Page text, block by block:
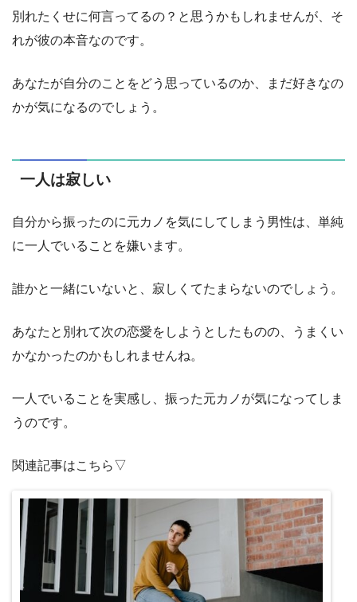
別れたくせに何言ってるの？と思うかもしれませんが、そ
れが彼の本音なのです。
あなたが自分のことをどう思っているのか、まだ好きなの
かが気になるのでしょう。
一人は寂しい
自分から振ったのに元カノを気にしてしまう男性は、単純
に一人でいることを嫌います。
誰かと一緒にいないと、寂しくてたまらないのでしょう。
あなたと別れて次の恋愛をしようとしたものの、うまくい
かなかったのかもしれませんね。
一人でいることを実感し、振った元カノが気になってしま
うのです。
関連記事はこちら▽